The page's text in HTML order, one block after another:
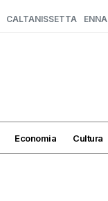
CALTANISSETTA ENNA
Economia Cultura